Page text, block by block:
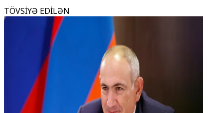
TÖVSİYƏ EDİLƏN